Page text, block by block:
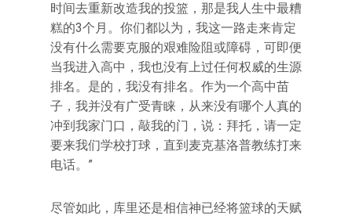
时间去重新改造我的投篮，那是我人生中最糟
糕的3个月。你们都以为，我这一路走来肯定
没有什么需要克服的艰难险阻或障碍，可即便
当我进入高中，我也没有上过任何权威的生源
排名。是的，我没有排名。作为一个高中苗
子，我并没有广受青睐，从来没有哪个人真的
冲到我家门口，敲我的门，说：拜托，请一定
要来我们学校打球，直到麦克基洛普教练打来
电话。”
尽管如此，库里还是相信神已经将篮球的天赋